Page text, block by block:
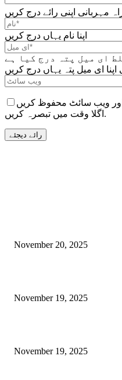
اپنا نام یہاں درج کریں
اپنا ای میل پتہ یہاں درج کریں
اور ویب سائٹ محفوظ کریں
اگلا وقت میں تبصرہ کریں.
November 20, 2025
November 19, 2025
November 19, 2025